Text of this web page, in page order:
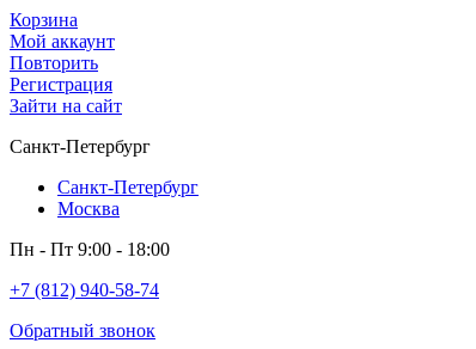
Корзина
Мой аккаунт
Повторить
Регистрация
Зайти на сайт
Санкт-Петербург
Санкт-Петербург
Москва
Пн - Пт 9:00 - 18:00
+7 (812) 940-58-74
Обратный звонок